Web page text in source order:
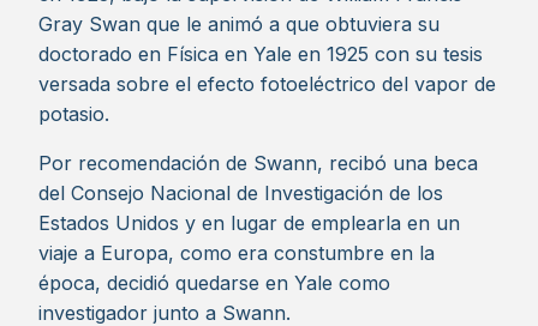
Gray Swan que le animó a que obtuviera su
doctorado en Física en Yale en 1925 con su tesis
versada sobre el efecto fotoeléctrico del vapor de
potasio.
Por recomendación de Swann, recibó una beca
del Consejo Nacional de Investigación de los
Estados Unidos y en lugar de emplearla en un
viaje a Europa, como era constumbre en la
época, decidió quedarse en Yale como
investigador junto a Swann.